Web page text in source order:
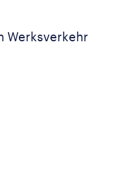
Werksverkehr